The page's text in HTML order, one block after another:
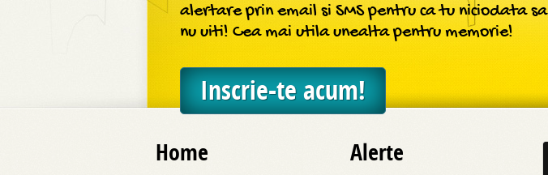
alertare prin email si SMS pentru ca tu niciodata sa
nu uiti! Cea mai utila unealta pentru memorie!
Inscrie-te acum!
Home Alerte